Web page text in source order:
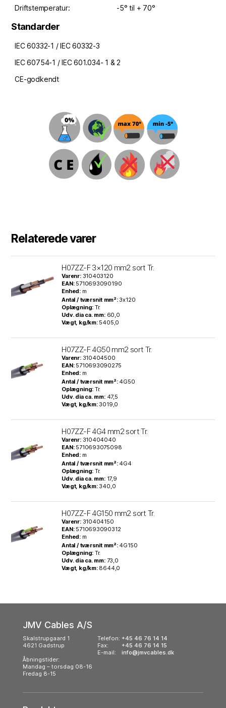
Driftstemperatur: -5° til + 70°
Standarder
IEC 60332-1 / IEC 60332-3
IEC 60754-1 / IEC 601.034- 1 & 2
CE-godkendt
Relaterede varer
H07ZZ-F 3×120 mm2 sort Tr.
Varenr: 310403120
EAN: 5710693090190
Enhed: m
Antal / tværsnit mm²: 3x120
Oplægning: Tr.
Udv. dia ca. mm: 60,0
Vægt, kg/km: 5405,0
H07ZZ-F 4G50 mm2 sort Tr.
Varenr: 310404500
EAN: 5710693090275
Enhed: m
Antal / tværsnit mm²: 4G50
Oplægning: Tr.
Udv. dia ca. mm: 47,5
Vægt, kg/km: 3019,0
H07ZZ-F 4G4 mm2 sort Tr.
Varenr: 310404040
EAN: 5710693075098
Enhed: m
Antal / tværsnit mm²: 4G4
Oplægning: Tr.
Udv. dia ca. mm: 17,9
Vægt, kg/km: 340,0
H07ZZ-F 4G150 mm2 sort Tr.
Varenr: 310404150
EAN: 5710693090312
Enhed: m
Antal / tværsnit mm²: 4G150
Oplægning: Tr.
Udv. dia ca. mm: 73,0
Vægt, kg/km: 8644,0
JMV Cables A/S
Skalstrupgaard 1
4621 Gadstrup
Telefon:
Fax:
E-mail:
+45 46 76 14 14
+45 46 76 14 15
info@jmvcables.dk
Åbningstider:
Mandag – torsdag 08-16
Fredag 8-15